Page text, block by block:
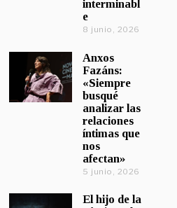
interminabl
e
8 junio, 2026
Anxos
Fazáns:
«Siempre
busqué
analizar las
relaciones
íntimas que
nos
afectan»
5 junio, 2026
El hijo de la